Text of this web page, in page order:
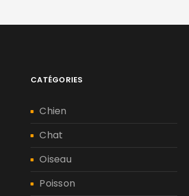
CATÉGORIES
Chien
Chat
Oiseau
Poisson